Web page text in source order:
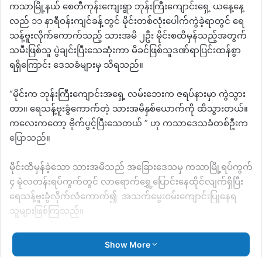
ကသာမြို့နယ် စေတီကုန်းကျေးရွာ ဘုန်းကြီးကျောင်းရှေ့ ယနေ့နေ့
လည် ၁၁ နာရီဝန်းကျင်ခန့်တွင် မိုင်းတစ်လုံးပေါက်ကွဲခဲ့ရာတွင် ရေ
သန့်ဗူးလိုက်ကောက်သည့် သားအမိ ၂ဦး မိုင်းစထိမှန်သည့်အတွက်
သမီးဖြစ်သူ ပွဲချင်းပြီးသေဆုံးကာ မိခင်ဖြစ်သူဒဏ်ရာပြင်းထန်စွာ
ရရှိကြောင်း ဒေသခံများမှ သိရသည်။
“မိုင်းက ဘုန်းကြီးကျောင်းအရှေ့ လမ်းဘေးက ဇရပ်နားမှာ ကွဲသွား
တာ။ ရေသန့်ဗူးခွံကောက်တဲ့ သားအမိနှစ်ယောက်ကို ထိသွားတယ်။
ကလေးကတော့ ဗိုက်ပွင့်ပြီးသေတယ် ” ဟု ကသာဒေသခံတစ်ဦးက
ပြောသည်။
မိုင်းထိမှန်ခဲ့သော သားအမိသည် အခြေားဒေသမှ ကသာမြို့ရပ်ကွက်
၄ မုံလတန်းရပ်ကွက်တွင် လာရောက်ရွှေ့ပြောင်းနေထိုင်လျက်ရှိပြီး
ရေသန့်ဗူးခွံလိုက်လံကောက်၍ အသက်မွေးဝမ်းကျောင်းပြုနေရ
သူများဖြစ်ကြသည်။
“ မိုင်းက လမ်းဘေး ဇရပ်နားမှာကွဲတာ ဘက်ထရီအိုးနဲ့ တွဲထားတယ်
လို့သိရတယ်။ ကလေးငယ်က ဘက်ထရီအိုးကို ကောက်ယူတဲ့အချိန်
Show More